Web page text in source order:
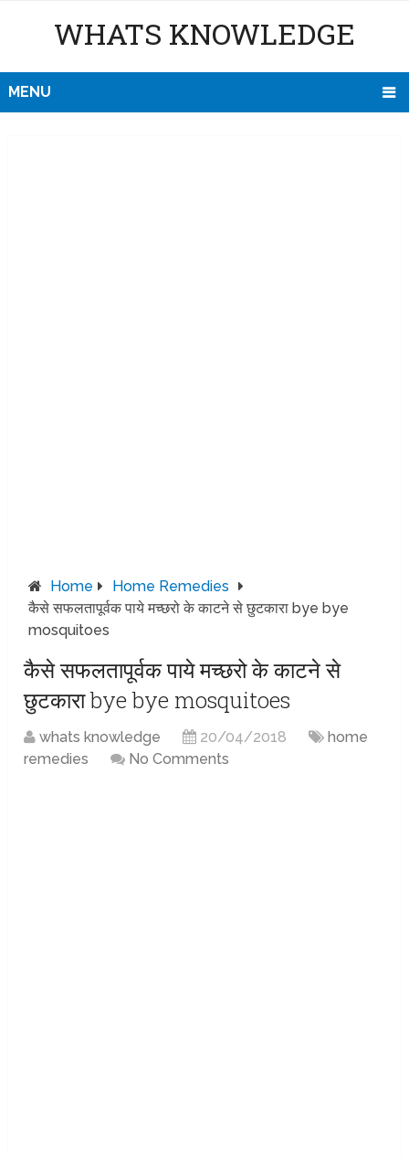
WHATS KNOWLEDGE
MENU
Home
Home Remedies
कैसे सफलतापूर्वक पाये मच्छरो के काटने से छुटकारा bye bye
mosquitoes
कैसे सफलतापूर्वक पाये मच्छरो के काटने से
छुटकारा bye bye mosquitoes
whats knowledge 20/04/2018
home
remedies
No Comments